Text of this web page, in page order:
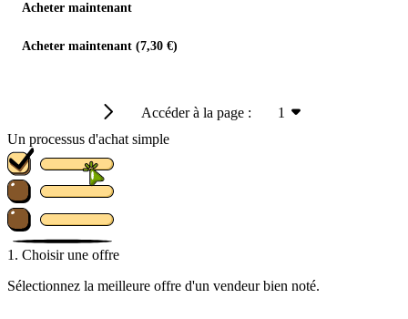
Acheter maintenant
Acheter maintenant (7,30 €)
Accéder à la page :
1
Un processus d'achat simple
1. Choisir une offre
Sélectionnez la meilleure offre d'un vendeur bien noté.